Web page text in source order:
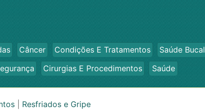
Câncer Condições E Tratamentos Saúde Bucal
Cirurgias E Procedimentos Saúde
Resfriados e Gripe